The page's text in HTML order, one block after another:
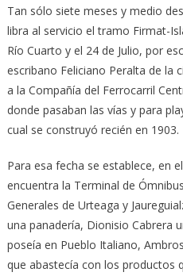
Tan sólo siete meses y medio
libra al servicio el tramo Firmat-
Río Cuarto y el 24 de Julio, por
escribano Feliciano Peralta de la
a la Compañía del Ferrocarril
donde pasaban las vías y para
cual se construyó recién en 1903.
Para esa fecha se establece, en
encuentra la Terminal de
Generales de Urteaga y
una panadería, Dionisio Cabrera
poseía en Pueblo Italiano,
que abastecía con los productos